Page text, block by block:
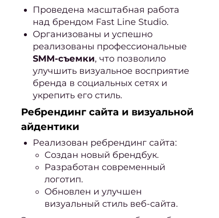
Проведена масштабная работа
над брендом Fast Line Studio.
Организованы и успешно
реализованы профессиональные
SMM-съемки, что позволило
улучшить визуальное восприятие
бренда в социальных сетях и
укрепить его стиль.
Ребрендинг сайта и визуальной
айдентики
Реализован ребрендинг сайта:
Создан новый брендбук.
Разработан современный
логотип.
Обновлен и улучшен
визуальный стиль веб-сайта.